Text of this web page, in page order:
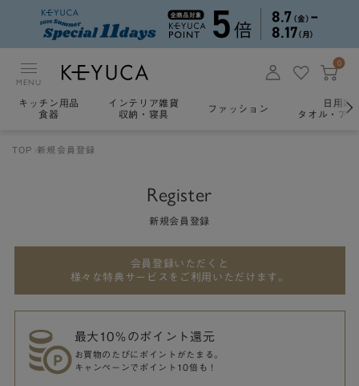
MENU
0
キッチン用品
食器
インテリア雑貨
収納・寝具
ファッション
日用雑
タオル・ア
TOP 新規会員登録
Register
新規会員登録
会員登録いただくと
様々な特典サービスをご利用いただけます。
最大10％のポイント還元
お買物のたびにポイントがたまる。
キャンペーンでポイント10倍も！